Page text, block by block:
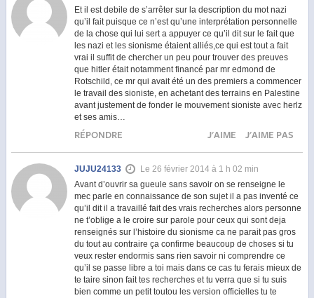
Et il est debile de s’arrêter sur la description du mot nazi
qu’il fait puisque ce n’est qu’une interprétation personnelle
de la chose qui lui sert a appuyer ce qu’il dit sur le fait que
les nazi et les sionisme étaient alliés,ce qui est tout a fait
vrai il suffit de chercher un peu pour trouver des preuves
que hitler était notamment financé par mr edmond de
Rotschild, ce mr qui avait été un des premiers a commencer
le travail des sioniste, en achetant des terrains en Palestine
avant justement de fonder le mouvement sioniste avec herlz
et ses amis…
J'AIME J'AIME PAS
RÉPONDRE
JUJU24133
Le 26 février 2014 à 1 h 02 min
Avant d’ouvrir sa gueule sans savoir on se renseigne le
mec parle en connaissance de son sujet il a pas inventé ce
qu’il dit il a travaillé fait des vrais recherches alors personne
ne t’oblige a le croire sur parole pour ceux qui sont deja
renseignés sur l’histoire du sionisme ca ne parait pas gros
du tout au contraire ça confirme beaucoup de choses si tu
veux rester endormis sans rien savoir ni comprendre ce
qu’il se passe libre a toi mais dans ce cas tu ferais mieux de
te taire sinon fait tes recherches et tu verra que si tu suis
bien comme un petit toutou les version officielles tu te